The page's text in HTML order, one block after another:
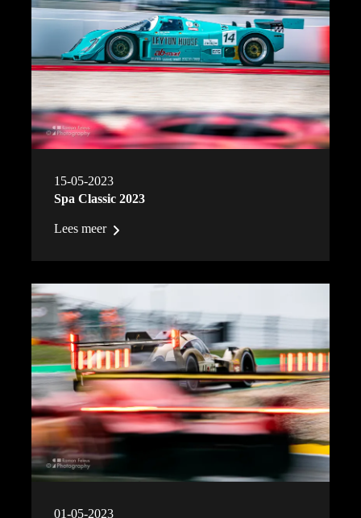
15-05-2023
Spa Classic 2023
Lees meer
01-05-2023